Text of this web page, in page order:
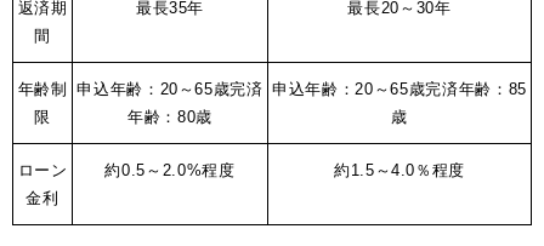
返済期
間
最長35年 最長20～30年
年齢制
限
申込年齢：20～65歳完済
年齢：80歳
申込年齢：20～65歳完済年齢：85
歳
ローン
金利
約0.5～2.0%程度 約1.5～4.0％程度